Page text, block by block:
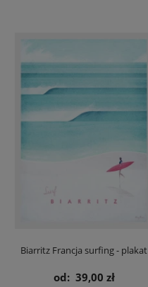
Biarritz Francja surfing - plakat
od: 39,00 zł